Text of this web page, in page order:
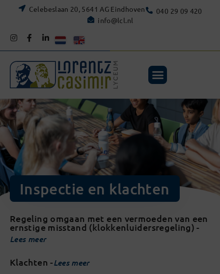
Celebeslaan 20, 5641 AG Eindhoven
040 29 09 420
info@lcl.nl
Inspectie en klachten
Regeling omgaan met een vermoeden van een
ernstige misstand (klokkenluidersregeling) -
Lees meer
Klachten -Lees meer